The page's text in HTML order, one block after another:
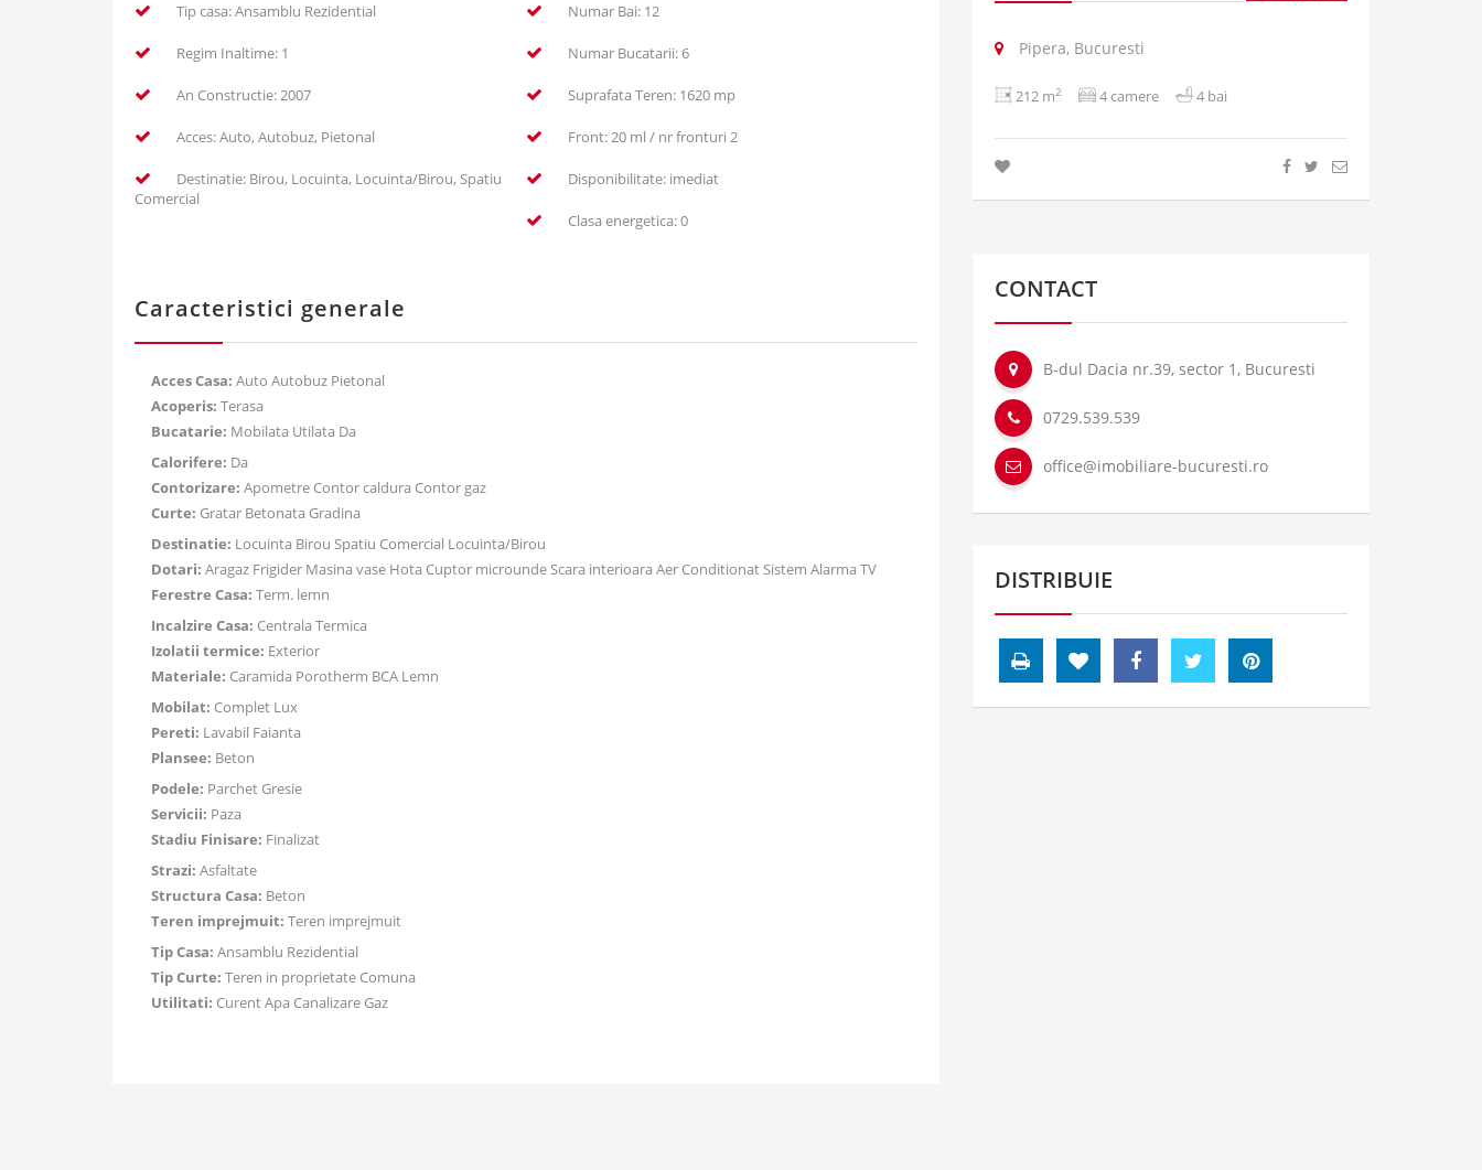
Tip casa: Ansamblu Rezidential Numar Bai: 12
Regim Inaltime: 1 Numar Bucatarii: 6
An Constructie: 2007 Suprafata Teren: 1620 mp
Acces: Auto, Autobuz, Pietonal Front: 20 ml / nr fronturi 2
Destinatie: Birou, Locuinta, Locuinta/Birou, Spatiu
Comercial
Disponibilitate: imediat
Clasa energetica: 0
Caracteristici generale
Acces Casa: Auto Autobuz Pietonal
Acoperis: Terasa
Bucatarie: Mobilata Utilata Da
Calorifere: Da
Contorizare: Apometre Contor caldura Contor gaz
Curte: Gratar Betonata Gradina
Destinatie: Locuinta Birou Spatiu Comercial Locuinta/Birou
Dotari: Aragaz Frigider Masina vase Hota Cuptor microunde Scara interioara Aer Conditionat Sistem Alarma TV
Ferestre Casa: Term. lemn
Incalzire Casa: Centrala Termica
Izolatii termice: Exterior
Materiale: Caramida Porotherm BCA Lemn
Mobilat: Complet Lux
Pereti: Lavabil Faianta
Plansee: Beton
Podele: Parchet Gresie
Servicii: Paza
Stadiu Finisare: Finalizat
Strazi: Asfaltate
Structura Casa: Beton
Teren imprejmuit: Teren imprejmuit
Tip Casa: Ansamblu Rezidential
Tip Curte: Teren in proprietate Comuna
Utilitati: Curent Apa Canalizare Gaz
Pipera, Bucuresti
212 m2 4 camere 4 bai
CONTACT
B-dul Dacia nr.39, sector 1, Bucuresti
0729.539.539
office@imobiliare-bucuresti.ro
DISTRIBUIE